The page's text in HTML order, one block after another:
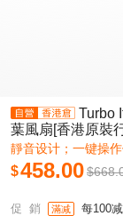
Turbo
葉風扇[香港原裝
靜音设计；一键操
$458.00$
促 銷 滿减 每100